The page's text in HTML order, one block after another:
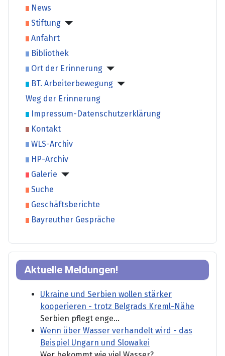
News
Stiftung
Anfahrt
Bibliothek
Ort der Erinnerung
BT. Arbeiterbewegung
Weg der Erinnerung
Impressum-Datenschutzerklärung
Kontakt
WLS-Archiv
HP-Archiv
Galerie
Suche
Geschäftsberichte
Bayreuther Gespräche
Aktuelle Meldungen!
Ukraine und Serbien wollen stärker
kooperieren - trotz Belgrads Kreml-Nähe
Serbien pflegt enge...
Wenn über Wasser verhandelt wird - das
Beispiel Ungarn und Slowakei